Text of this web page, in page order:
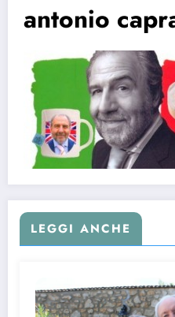
antonio
LEGGI ANCHE